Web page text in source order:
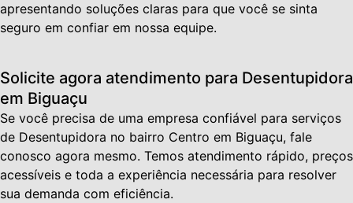
apresentando soluções claras para que você se sinta
seguro em confiar em nossa equipe.
Solicite agora atendimento para Desentupidora
em Biguaçu
Se você precisa de uma empresa confiável para serviços
de Desentupidora no bairro Centro em Biguaçu, fale
conosco agora mesmo. Temos atendimento rápido, preços
acessíveis e toda a experiência necessária para resolver
sua demanda com eficiência.